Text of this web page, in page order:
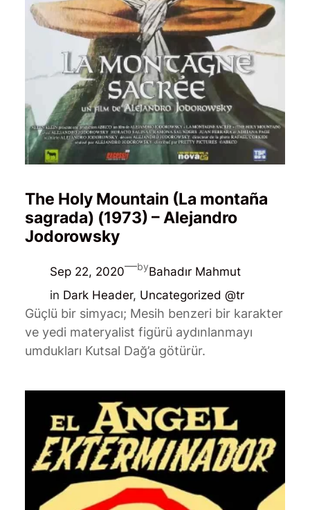
The Holy Mountain (La montaña
sagrada) (1973) – Alejandro
Jodorowsky
Sep 22, 2020—byBahadır Mahmut
in Dark Header, Uncategorized @tr
Güçlü bir simyacı; Mesih benzeri bir karakter
ve yedi materyalist figürü aydınlanmayı
umdukları Kutsal Dağ’a götürür.